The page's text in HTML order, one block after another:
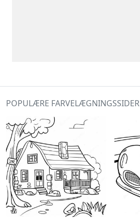
POPULÆRE FARVELÆGNINGSSIDER